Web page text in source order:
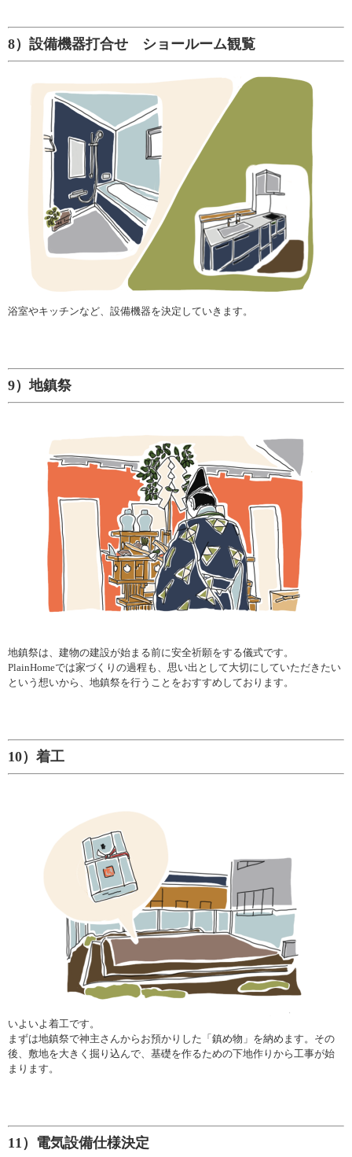
8）設備機器打合せ ショールーム観覧
浴室やキッチンなど、設備機器を決定していきます。
9）地鎮祭
地鎮祭は、建物の建設が始まる前に安全祈願をする儀式です。
PlainHomeでは家づくりの過程も、思い出として大切にしていただきたい
という想いから、地鎮祭を行うことをおすすめしております。
10）着工
いよいよ着工です。
まずは地鎮祭で神主さんからお預かりした「鎮め物」を納めます。その
後、敷地を大きく掘り込んで、基礎を作るための下地作りから工事が始
まります。
11）電気設備仕様決定